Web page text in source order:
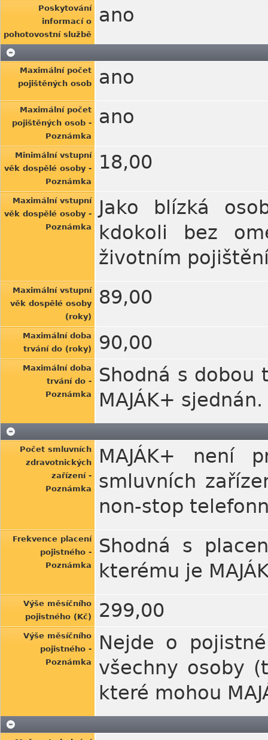
Poskytování
informací o
pohotovostní službě
ano
Maximální počet
pojištěných osob
ano
Maximální počet
pojištěných osob -
Poznámka
ano
Minimální vstupní
věk dospělé osoby -
Poznámka
18,00
Maximální vstupní
věk dospělé osoby -
Poznámka
Jako blízká
kdokoli bez
životním
Maximální vstupní
věk dospělé osoby
(roky)
89,00
Maximální doba
trvání do (roky)
90,00
Maximální doba
trvání do -
Poznámka
Shodná s
MAJÁK+ sjednán.
Počet smluvních
zdravotnických
zařízení -
Poznámka
MAJÁK+ není
smluvních
non-stop
Frekvence placení
pojistného -
Poznámka
Shodná s
kterému je
Výše měsíčního
pojistného (Kč)
299,00
Výše měsíčního
pojistného -
Poznámka
Nejde o
všechny osoby
které mohou